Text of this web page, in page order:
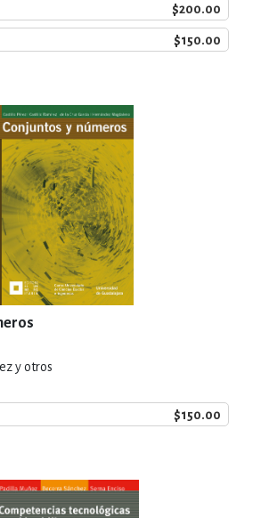
$200.00
$150.00
y otros
$150.00